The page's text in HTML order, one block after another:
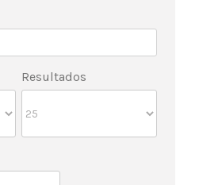
Resultados